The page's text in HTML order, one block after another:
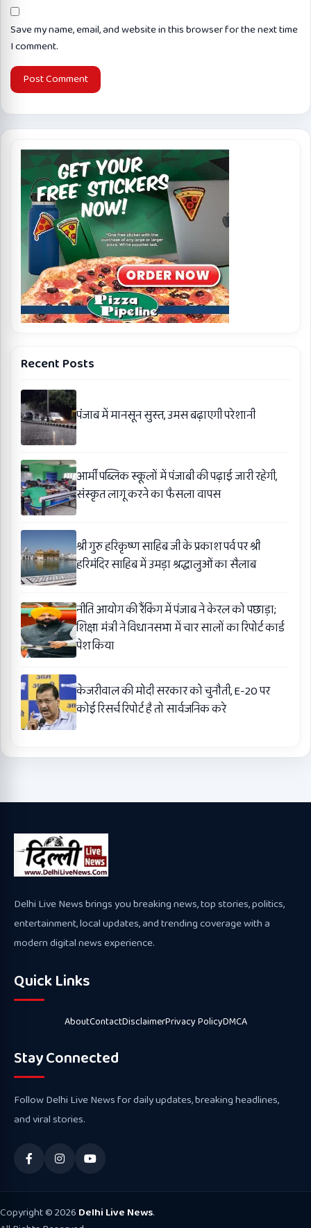
Save my name, email, and website in this browser for the next time
I comment.
Recent Posts
पंजाब में मानसून सुस्त, उमस बढ़ाएगी परेशानी
आर्मी पब्लिक स्कूलों में पंजाबी की पढ़ाई जारी रहेगी,
संस्कृत लागू करने का फैसला वापस
श्री गुरु हरिकृष्ण साहिब जी के प्रकाश पर्व पर श्री
हरिमंदिर साहिब में उमड़ा श्रद्धालुओं का सैलाब
नीति आयोग की रैंकिंग में पंजाब ने केरल को पछाड़ा;
शिक्षा मंत्री ने विधानसभा में चार सालों का रिपोर्ट कार्ड
पेश किया
केजरीवाल की मोदी सरकार को चुनौती, E-20 पर
कोई रिसर्च रिपोर्ट है तो सार्वजनिक करे
Delhi Live News brings you breaking news, top stories, politics,
entertainment, local updates, and trending coverage with a
modern digital news experience.
Quick Links
AboutContactDisclaimerPrivacy PolicyDMCA
Stay Connected
Follow Delhi Live News for daily updates, breaking headlines,
and viral stories.
Copyright © 2026 Delhi Live News.